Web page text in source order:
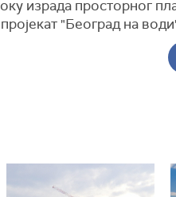
израда просторног
"Београд на